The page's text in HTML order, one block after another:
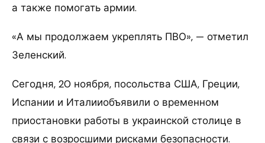
а также помогать армии.
«А мы продолжаем укреплять ПВО», — отметил
Зеленский.
Сегодня, 20 ноября, посольства США, Греции,
Испании и Италииобъявили о временном
приостановки работы в украинской столице в
связи с возросшими рисками безопасности.